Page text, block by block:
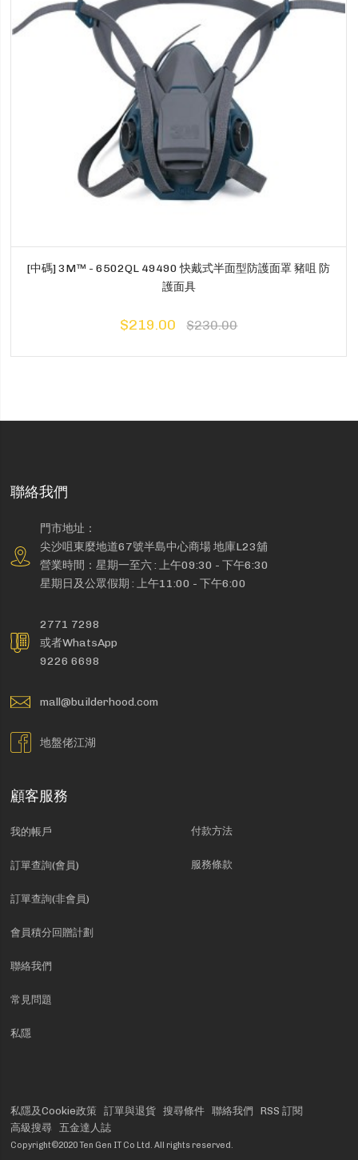
[中碼] 3M™ - 6502QL 49490 快戴式半面型防護面罩 豬咀 防
護面具
$219.00 $230.00
聯絡我們
門市地址：
尖沙咀東麼地道67號半島中心商場 地庫L23舖
營業時間：星期一至六 : 上午09:30 - 下午6:30
星期日及公眾假期 : 上午11:00 - 下午6:00
2771 7298
或者WhatsApp
9226 6698
mall@builderhood.com
地盤佬江湖
顧客服務
我的帳戶
訂單查詢(會員)
訂單查詢(非會員)
會員積分回贈計劃
聯絡我們
常見問題
私隱
付款方法
服務條款
私隱及Cookie政策 訂單與退貨 搜尋條件 聯絡我們
RSS 訂閱
高級搜尋
五金達人誌
Copyright©2020 Ten Gen IT Co Ltd. All rights reserved.